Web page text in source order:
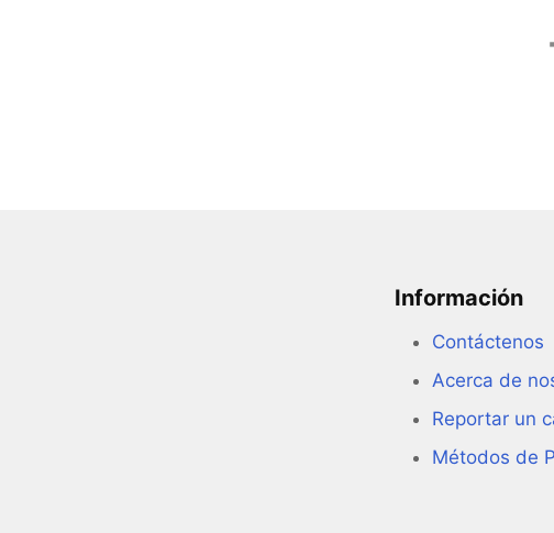
Información
Contáctenos
Acerca de
Reportar un
Métodos de